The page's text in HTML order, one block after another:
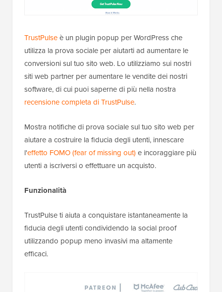
TrustPulseè un plugin popup per WordPress che
utilizza la prova sociale per aiutarti ad aumentare le
conversioni sul tuo sito web. Lo utilizziamo sui nostri
siti web partner per aumentare le vendite dei nostri
software, di cui puoi saperne di più nella nostra
recensione completa di TrustPulse.
Mostra notifiche di prova sociale sul tuo sito web per
aiutare a costruire la fiducia degli utenti, innescare
l'effetto FOMO (fear of missing out) e incoraggiare più
utenti a iscriversi o effettuare un acquisto.
Funzionalità
TrustPulse ti aiuta a conquistare istantaneamente la
fiducia degli utenti condividendo la social proof
utilizzando popup meno invasivi ma altamente
efficaci.